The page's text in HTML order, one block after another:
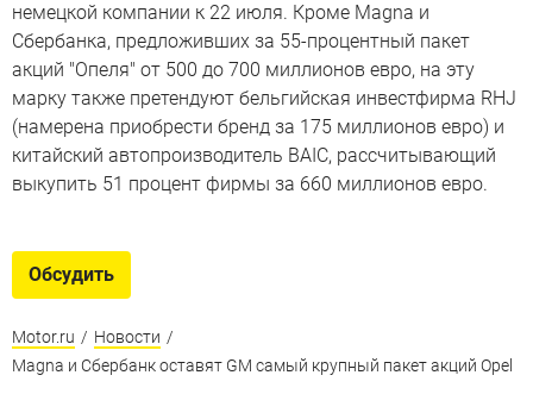
немецкой компании к 22 июля. Кроме Magna и
Сбербанка, предложивших за 55-процентный пакет
акций "Опеля" от 500 до 700 миллионов евро, на эту
марку также претендуют бельгийская инвестфирма RHJ
(намерена приобрести бренд за 175 миллионов евро) и
китайский автопроизводитель BAIC, рассчитывающий
выкупить 51 процент фирмы за 660 миллионов евро.
Обсудить
Motor.ru / Новости /
Magna и Сбербанк оставят GM самый крупный пакет акций Opel